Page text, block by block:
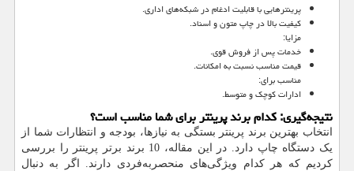
پرینترهایی با قابلیت ادغام در شبکه‌های اداری.
کیفیت بالا در چاپ متون و اسناد.
مزایا:
خدمات پس از فروش قوی.
قیمت مناسب نسبت به امکانات.
مناسب برای:
ادارات کوچک و متوسط.
نتیجه‌گیری: کدام برند پرینتر برای شما مناسب است؟
انتخاب بهترین برند پرینتر بستگی به نیازها، بودجه و انتظارات شما از
یک دستگاه چاپ دارد. در این مقاله، 10 برند برتر پرینتر را بررسی
کردیم که هر کدام ویژگی‌های منحصربه‌فردی دارند. اگر به دنبال